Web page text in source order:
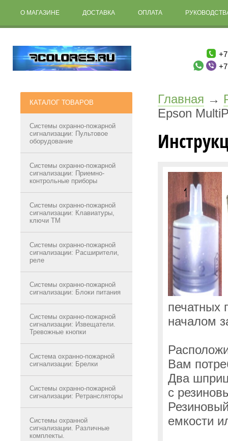
О МАГАЗИНЕ ДОСТАВКА ОПЛАТА
КАТАЛОГ ТОВАРОВ
Системы охранно-пожарной
сигнализации: Пультовое
оборудование
Системы охранно-пожарной
сигнализации: Приемно-
контрольные приборы
Системы охранно-пожарной
сигнализации: Клавиатуры,
ключи ТМ
Системы охранно-пожарной
сигнализации: Расширители,
реле
Системы охранно-пожарной
сигнализации: Блоки питания
Системы охранно-пожарной
сигнализации: Извещатели.
Тревожные кнопки
Система охранно-пожарной
сигнализации: Брелки
Системы охранно-пожарной
сигнализации: Ретрансляторы
Системы охранной
сигнализации. Различные
комплекты.
Главная →
Epson
печатных
началом
Вам
Два
с
емкости